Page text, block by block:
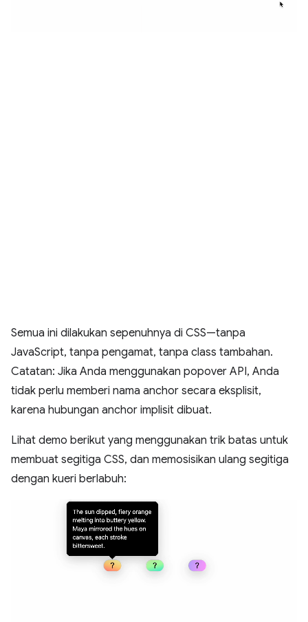
Semua ini dilakukan sepenuhnya di CSS—tanpa
JavaScript, tanpa pengamat, tanpa class tambahan.
Catatan: Jika Anda menggunakan popover API, Anda
tidak perlu memberi nama anchor secara eksplisit,
karena hubungan anchor implisit dibuat.
Lihat demo berikut yang menggunakan trik batas untuk
membuat segitiga CSS, dan memosisikan ulang segitiga
dengan kueri berlabuh: